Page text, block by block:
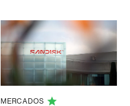
MERCADOS